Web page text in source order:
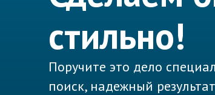
стильно!
Поручите это дело
поиск, надежный